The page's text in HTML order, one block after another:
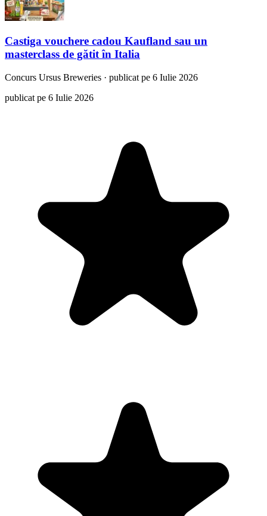
Castiga vouchere cadou Kaufland sau un
masterclass de gătit în Italia
Concurs Ursus Breweries · publicat pe 6 Iulie 2026
publicat pe 6 Iulie 2026